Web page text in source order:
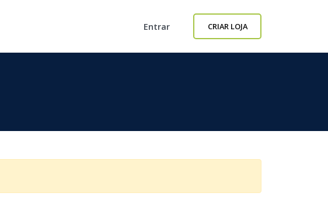
Entrar CRIAR LOJA